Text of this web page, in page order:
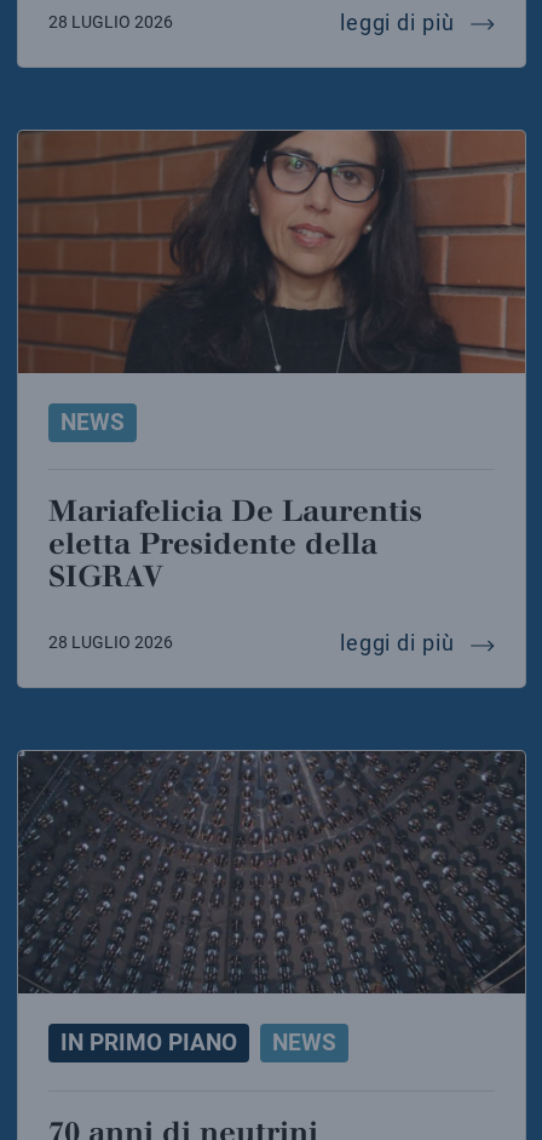
28 LUGLIO 2026 leggi di più verso
NEWS
Mariafelicia De Laurentis
eletta Presidente della
SIGRAV
28 LUGLIO 2026 leggi di più
IN PRIMO PIANO NEWS
70 anni di neutrini